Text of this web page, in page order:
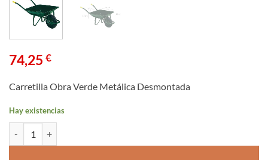
74,25 €
Carretilla Obra Verde Metálica Desmontada
Hay existencias